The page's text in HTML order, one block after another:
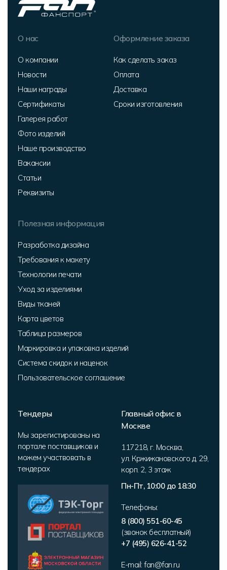
О нас
О компании
Новости
Наши награды
Сертификаты
Галерея работ
Фото изделий
Наше производство
Вакансии
Статьи
Реквизиты
Оформление заказа
Как сделать заказ
Оплата
Доставка
Сроки изготовления
Полезная информация
Разработка дизайна
Требования к макету
Технологии печати
Уход за изделиями
Виды тканей
Карта цветов
Таблица размеров
Маркировка и упаковка изделий
Система скидок и наценок
Пользовательское соглашение
Тендеры
Мы зарегистированы на
портале поставщиков и
можем участвовать в
тендерах
Главный офис в
Москве
117218, г. Москва,
ул. Кржижановского д. 29,
корп. 2, 3 этаж
Пн-Пт, 10:00 до 18:30
Телефоны:
8 (800) 551-60-45
(звонок бесплатный)
+7 (495) 626-41-52
E-mail: fan@fan.ru